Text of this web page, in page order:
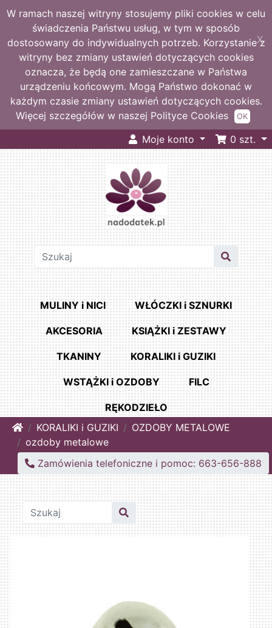
W ramach naszej witryny stosujemy pliki cookies w celu
świadczenia Państwu usług, w tym w sposób
dostosowany do indywidualnych potrzeb. Korzystanie z
witryny bez zmiany ustawień dotyczących cookies
oznacza, że będą one zamieszczane w Państwa
urządzeniu końcowym. Mogą Państwo dokonać w
każdym czasie zmiany ustawień dotyczących cookies.
Więcej szczegółów w naszej Polityce Cookies
X
OK
Moje konto 0 szt.
MULINY i NICI WŁÓCZKI i SZNURKI
AKCESORIA KSIĄŻKI i ZESTAWY
TKANINY KORALIKI i GUZIKI
WSTĄŻKI i OZDOBY FILC
RĘKODZIEŁO
HomeKORALIKI i GUZIKI
OZDOBY METALOWE
ozdoby metalowe
Zamówienia telefoniczne i pomoc: 663-656-888